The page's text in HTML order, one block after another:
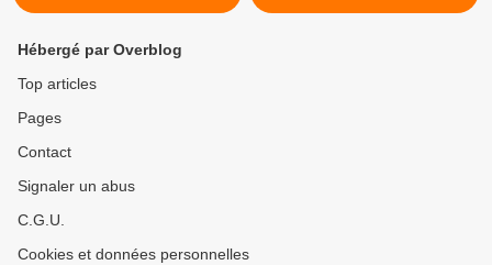
Hébergé par Overblog
Top articles
Pages
Contact
Signaler un abus
C.G.U.
Cookies et données personnelles